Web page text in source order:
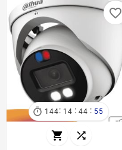
 144: 14 : 44 : 54
 
favorite_border